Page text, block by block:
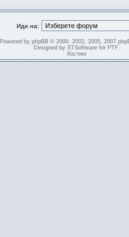
Иди на:
Powered by phpBB© 2000, 2002, 2005, 2007
Designed by STSoftwarefor PTF.
Хостинг